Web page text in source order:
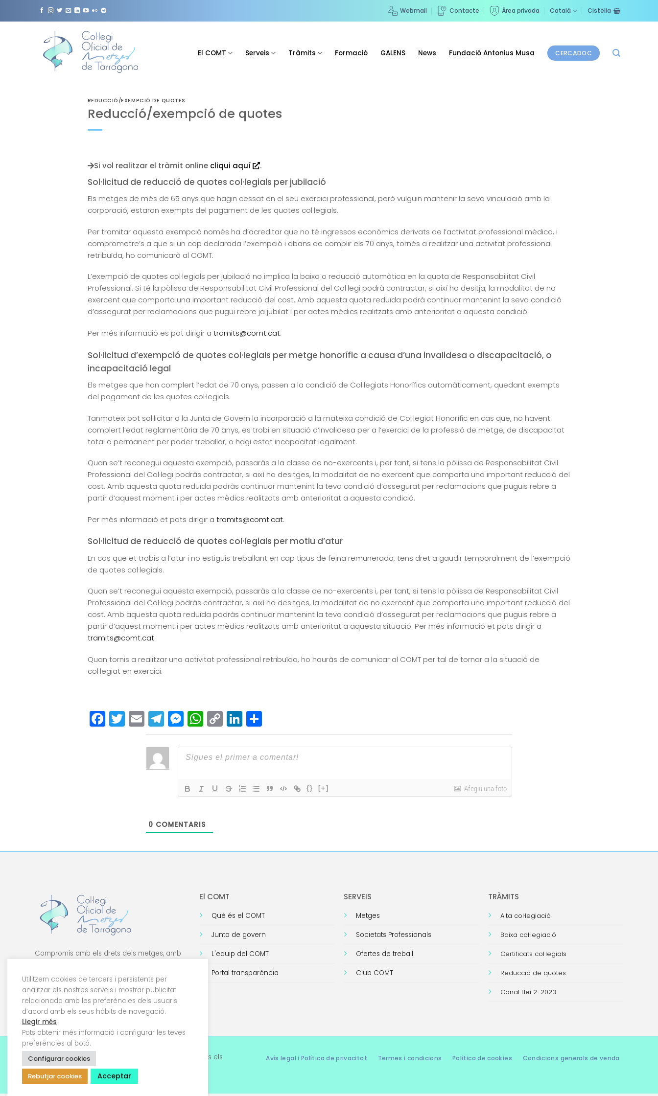
Webmail Contacte Àrea privada Català Cistella
El COMT Serveis Tràmits Formació GALENS News Fundació Antonius Musa CERCADOC
REDUCCIÓ/EXEMPCIÓ DE QUOTES
Reducció/exempció de quotes
Si vol realitzar el tràmit online cliqui aquí .
Sol·licitud de reducció de quotes col·legials per jubilació
Els metges de més de 65 anys que hagin cessat en el seu exercici professional, però vulguin mantenir la seva vinculació amb la
corporació, estaran exempts del pagament de les quotes col·legials.
Per tramitar aquesta exempció només ha d’acreditar que no té ingressos econòmics derivats de l’activitat professional mèdica, i
comprometre’s a que si un cop declarada l’exempció i abans de complir els 70 anys, tornés a realitzar una activitat professional
retribuïda, ho comunicarà al COMT.
L’exempció de quotes col·legials per jubilació no implica la baixa o reducció automàtica en la quota de Responsabilitat Civil
Professional. Si té la pòlissa de Responsabilitat Civil Professional del Col·legi podrà contractar, si així ho desitja, la modalitat de no
exercent que comporta una important reducció del cost. Amb aquesta quota reduïda podrà continuar mantenint la seva condició
d’assegurat per reclamacions que pugui rebre ja jubilat i per actes mèdics realitzats amb anterioritat a aquesta condició.
Per més informació es pot dirigir a tramits@comt.cat.
Sol·licitud d’exempció de quotes col·legials per metge honorífic a causa d’una invalidesa o discapacitació, o
incapacitació legal
Els metges que han complert l’edat de 70 anys, passen a la condició de Col·legiats Honorífics automàticament, quedant exempts
del pagament de les quotes col·legials.
Tanmateix pot sol·licitar a la Junta de Govern la incorporació a la mateixa condició de Col·legiat Honorífic en cas que, no havent
complert l’edat reglamentària de 70 anys, es trobi en situació d’invalidesa per a l’exercici de la professió de metge, de discapacitat
total o permanent per poder treballar, o hagi estat incapacitat legalment.
Quan se’t reconegui aquesta exempció, passaràs a la classe de no-exercents i, per tant, si tens la pòlissa de Responsabilitat Civil
Professional del Col·legi podràs contractar, si així ho desitges, la modalitat de no exercent que comporta una important reducció del
cost. Amb aquesta quota reduïda podràs continuar mantenint la teva condició d’assegurat per reclamacions que puguis rebre a
partir d’aquest moment i per actes mèdics realitzats amb anterioritat a aquesta condició.
Per més informació et pots dirigir a tramits@comt.cat.
Sol·licitud de reducció de quotes col·legials per motiu d’atur
En cas que et trobis a l’atur i no estiguis treballant en cap tipus de feina remunerada, tens dret a gaudir temporalment de l’exempció
de quotes col·legials.
Quan se’t reconegui aquesta exempció, passaràs a la classe de no-exercents i, per tant, si tens la pòlissa de Responsabilitat Civil
Professional del Col·legi podràs contractar, si així ho desitges, la modalitat de no exercent que comporta una important reducció del
cost. Amb aquesta quota reduïda podràs continuar mantenint la teva condició d’assegurat per reclamacions que puguis rebre a
partir d’aquest moment i per actes mèdics realitzats amb anterioritat a aquesta situació. Per més informació et pots dirigir a
tramits@comt.cat.
Quan tornis a realitzar una activitat professional retribuïda, ho hauràs de comunicar al COMT per tal de tornar a la situació de
col·legiat en exercici.
Facebook
Twitter
EmailTelegram
Messenger
WhatsApp
Copy
Link
LinkedIn
Comparteix
{} [+] Afegiu una foto
0 COMENTARIS
Compromís amb els drets dels metges, amb
El COMT
Què és el COMT
Junta de govern
L'equip del COMT
Portal transparència
SERVEIS
Metges
Societats Professionals
Ofertes de treball
Club COMT
TRÀMITS
Alta col·legiació
Baixa col·legiació
Certificats col·legials
Reducció de quotes
Canal Llei 2-2023
© 2026 Col·legi Oficial de Metges de Tarragona. Tots els
drets reservats
Avís legal i Política de privacitat Termes i condicions Política de cookies Condicions generals de venda
Utilitzem cookies de tercers i persistents per
analitzar els nostres serveis i mostrar publicitat
relacionada amb les preferències dels usuaris
d’acord amb els seus hàbits de navegació.
Llegir més
Pots obtenir més informació i configurar les teves
preferències al botó.
Configurar cookies
Rebutjar cookies
Acceptar